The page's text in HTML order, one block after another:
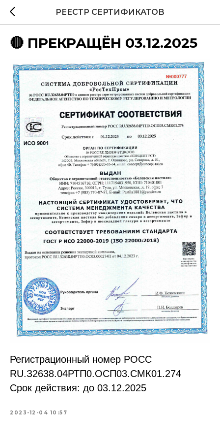
РЕЕСТР СЕРТИФИКАТОВ
🔴 ПРЕКРАЩЁН 03.12.2025
Регистрационный номер РОСС
RU.З2638.04РТП0.OCП03.СМК01.274
Срок действия: до 03.12.2025
2023-12-04 10:57